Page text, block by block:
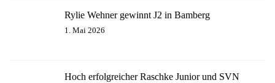
Rylie Wehner gewinnt J2 in Bamberg
1. Mai 2026
Hoch erfolgreicher Raschke Junior und SVN